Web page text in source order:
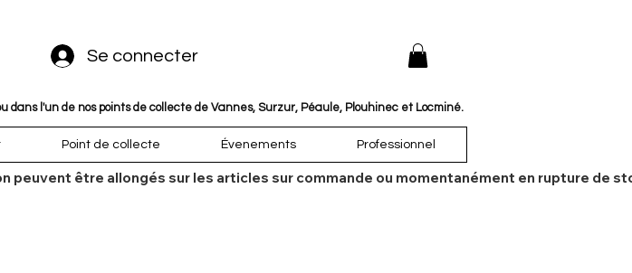
Se connecter
l'un de nos points de collecte de Vannes, Surzur, Péaule, Plouhinec et Locminé.
Point de collecte Évenements Professionnel
être allongés sur les articles sur commande ou momentanément en rupture de